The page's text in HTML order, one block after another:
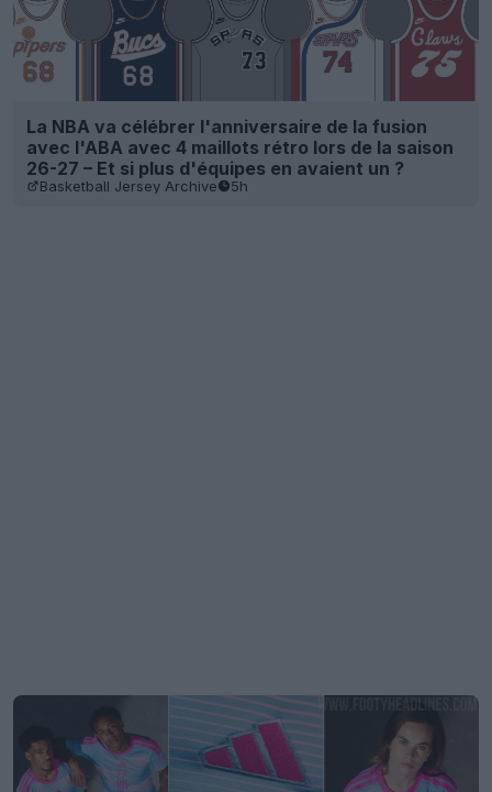
La NBA va célébrer l'anniversaire de la fusion
avec l'ABA avec 4 maillots rétro lors de la saison
26-27 – Et si plus d'équipes en avaient un ?
Basketball Jersey Archive 5h